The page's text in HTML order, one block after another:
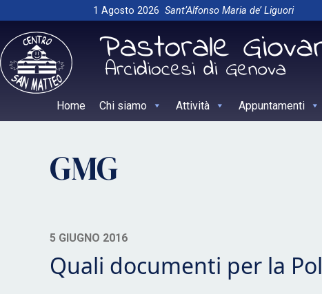
to
content
1 Agosto 2026 Sant’Alfonso Maria de’ Liguori
Home Chi siamo Attività Appuntamenti
GMG
5 GIUGNO 2016
Quali documenti per la